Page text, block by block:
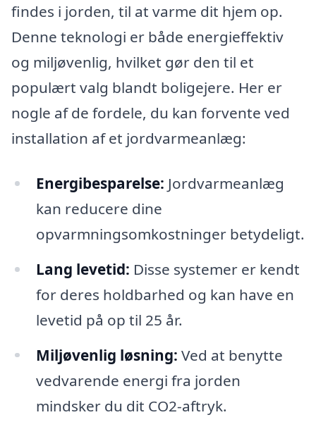
findes i jorden, til at varme dit hjem op.
Denne teknologi er både energieffektiv
og miljøvenlig, hvilket gør den til et
populært valg blandt boligejere. Her er
nogle af de fordele, du kan forvente ved
installation af et jordvarmeanlæg:
Energibesparelse: Jordvarmeanlæg
kan reducere dine
opvarmningsomkostninger betydeligt.
Lang levetid: Disse systemer er kendt
for deres holdbarhed og kan have en
levetid på op til 25 år.
Miljøvenlig løsning: Ved at benytte
vedvarende energi fra jorden
mindsker du dit CO2-aftryk.